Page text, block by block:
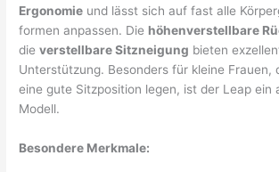
Ergonomie und lässt sich auf fast alle
formen anpassen. Die höhenverstellbare
dieverstellbare Sitzneigung bieten
Unterstützung. Besonders für kleine Frauen,
eine gute Sitzposition legen, ist der Leap ein
Modell.
Besondere Merkmale: